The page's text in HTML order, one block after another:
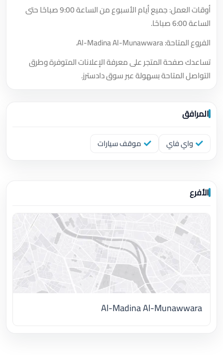
أوقات العمل: جميع أيام الأسبوع من الساعة 9:00 صباحًا حتى
الساعة 6:00 صباحًا.
الفروع المتاحة: Al-Madina Al-Munawwara.
تساعدك صفحة المتجر على معرفة الإعلانات المتوفرة وطرق
التواصل المتاحة بسهولة عبر سوق دادسترز.
المرافق
واي فاي موقف سيارات
الأفرع
Al-Madina Al-Munawwara